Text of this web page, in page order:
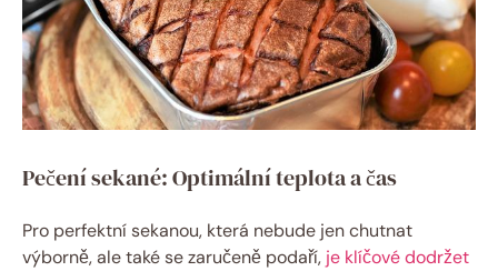
Pečení sekané: Optimální teplota a čas
Pro perfektní sekanou, která nebude jen chutnat
výborně, ale také se zaručeně podaří, je klíčové dodržet